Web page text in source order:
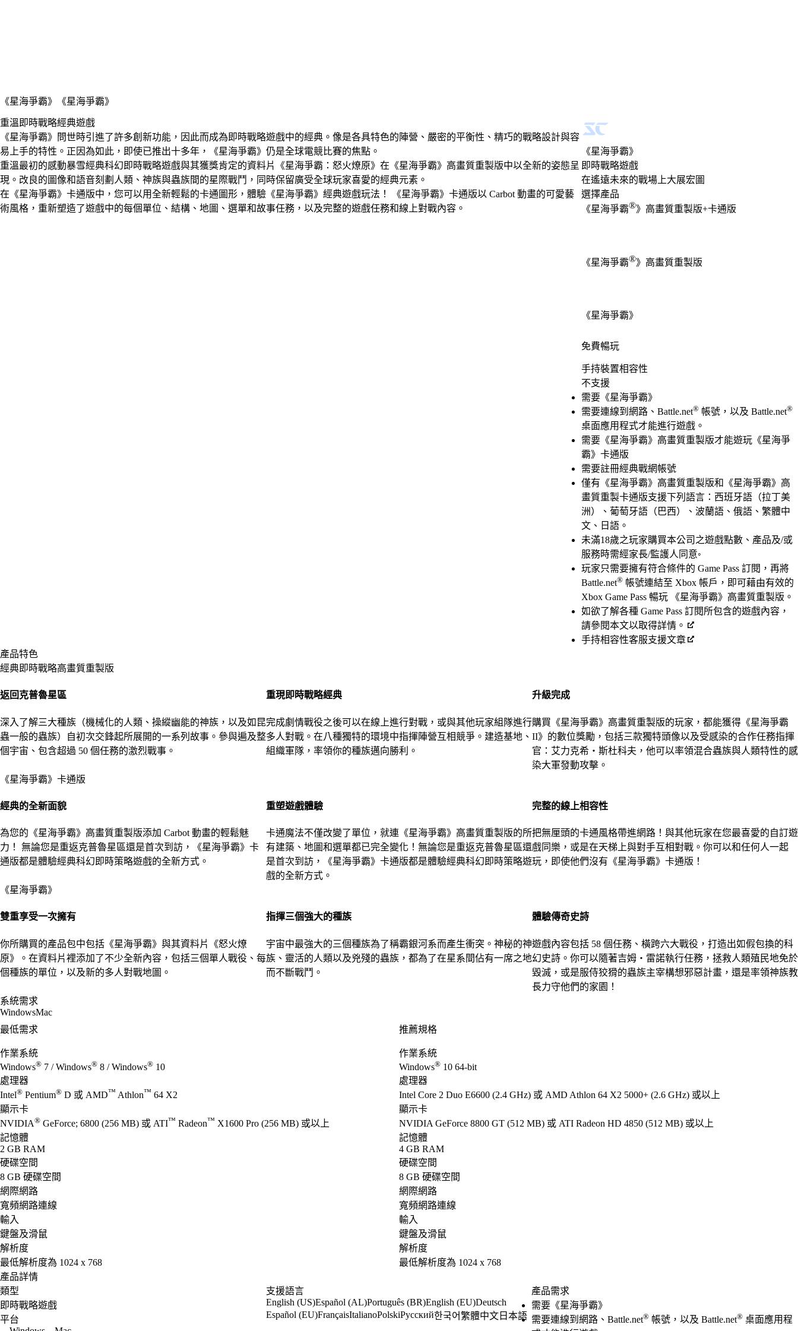
《星海爭霸》 《星海爭霸》
《星海爭霸》
即時戰略遊戲
Product Notification
在遙遠未來的戰場上大展宏圖
選擇產品
《星海爭霸®》高畫質重製版+卡通版
《星海爭霸®》高畫質重製版
《星海爭霸》
免費暢玩
Available actions
手持裝置相容性
不支援
需要《星海爭霸》
需要連線到網路、Battle.net® 帳號，以及 Battle.net®
桌面應用程式才能進行遊戲。
需要《星海爭霸》高畫質重製版才能遊玩《星海爭
霸》卡通版
需要註冊經典戰網帳號
僅有《星海爭霸》高畫質重製版和《星海爭霸》高
畫質重製卡通版支援下列語言：西班牙語（拉丁美
洲）、葡萄牙語（巴西）、波蘭語、俄語、繁體中
文、日語。
未滿18歲之玩家購買本公司之遊戲點數、產品及/或
服務時需經家長/監護人同意◦
玩家只需要擁有符合條件的 Game Pass 訂閱，再將
Battle.net® 帳號連結至 Xbox 帳戶，即可藉由有效的
Xbox Game Pass 暢玩 《星海爭霸》高畫質重製版。
如欲了解各種 Game Pass 訂閱所包含的遊戲內容，
請參閱本文以取得詳情。
手持相容性客服支援文章
重溫即時戰略經典遊戲
《星海爭霸》問世時引進了許多創新功能，因此而成為即時戰略遊戲中的經典。像是各具特色的陣營、嚴密的平衡性、精巧的戰略設計與容
易上手的特性。正因為如此，即使已推出十多年，《星海爭霸》仍是全球電競比賽的焦點。
重溫​最初​的​感動​暴雪​經典科幻即​時​戰略​遊戲​與​其獲​獎​肯定​的​資料​片​《星海​爭霸：​怒火燎​原》​在​《星​海爭​霸》​高畫質​重製版​中​以​全新​的​姿態​呈
現。​改良​的​圖像​和​語音​刻劃​人類、​神族​與​蟲族間​的​星際​戰鬥，​同時​保留​廣受​全球​玩家​喜愛​的​經典​元素。
在​《星​海爭​霸​》卡​通版​中，​您可以​用​全​新​輕鬆​的​卡通​圖形，​體驗​《​星​海爭​霸》​經典​遊戲玩法​！ 《星海爭​霸​》卡​通版​以​ Carbot​ ​動畫​的​可愛​藝
術​風格，​重新​塑造​了​遊戲​中​的​每​個​單位、​結構、​地圖、​選單​和​故事​任務，​以及​完整​的​遊戲​任務​和線上​對​戰​內容。
產品特色
經典即時戰略高畫質重製版
返回克普魯星區
深入了解三大種族（機械化的人類、操縱幽能的神族，以及如昆
蟲一般的蟲族）自初次交鋒起所展開的一系列故事。參與遍及整
個宇宙、包含超過 50 個任務的激烈戰事。
重現即時戰略經典
完成劇情戰役之後可以在線上進行對戰，或與其他玩家組隊進行
多人對戰。在八種獨特的環境中指揮陣營互相競爭。建造基地、
組織軍隊，率領你的種族邁向勝利。
升級完成
購買《星海爭霸》高畫質重製版的玩家，都能獲得《星海爭霸
II》的數位獎勵，包括三款獨特頭像以及受感染的合作任務指揮
官：艾力克希‧斯杜科夫，他可以率領混合蟲族與人類特性的感
染大軍發動攻擊。
《星海爭霸》卡通版
經典的全新面貌
為您的《星海爭霸》高畫質重製版添加 Carbot 動畫的輕鬆魅
力！ 無論您是重返克普魯星區還是首次到訪，《星海爭霸》卡
通版都是體驗經典科幻即時策略遊戲的全新方式。
重塑遊戲體驗
卡通魔法不僅改變了單位，就連《星海爭霸》高畫質重製版的所
有建築、地圖和選單都已完全變化！無論您是重返克普魯星區還
是首次到訪，《星海爭霸》卡通版都是體驗經典科幻即時策略遊
戲的全新方式。
完整的線上相容性
把無厘頭的卡通風格帶進網路！與其他玩家在您最喜愛的自訂遊
戲同樂，或是在天梯上與對手互相對戰。你可以和任何人一起
玩，即使他們沒有《星海爭霸》卡通版！
《星海爭霸》
雙重享受​一​次​擁有
你​所​購買​的​產品​包​中​包括​《星海爭​霸》​與​其資料​片​《怒火燎​
原》。​在​資料​片​裡​添加​了​不少​全​新​內容，​包括​三​個​單人​戰役、​每​
個​種族​的​單位，​以及​新​的​多人​對​戰​地圖。
指揮​三​個​強大​的​種族
宇宙​中​最​強​大​的​三​個​種​族為了​稱​霸​銀河系​而​產生​衝突。​神秘​的​神
族、​靈活​的​人類​以及​兇殘​的​蟲族，​都​為了​在​星系間​佔有​一席​之​地
而​不斷​戰鬥。
體驗​傳奇​史詩
遊戲​內容​包括​ 58 ​個​任務、​橫跨六​大​戰役，​打造出​如​假​包換​的​科
幻​史詩。​你​可以​隨​著​吉姆​‧雷諾​執行​任務，​拯救​人​類​殖民​地免於​
毀滅，​或​是​服侍​狡猾​的​蟲族​主宰​構想邪惡​計畫，​還是​率​領神族​教
長力守​他們​的​家園​！
系統需求
WindowsMac
最低需求
作業系統
Windows® 7 / Windows® 8 / Windows® 10
處理器
Intel® Pentium® D 或 AMD™ Athlon™ 64 X2
顯示卡
NVIDIA® GeForce; 6800 (256 MB) 或 ATI™ Radeon™ X1600 Pro (256 MB) 或以上
記憶體
2 GB RAM
硬碟空間
8 GB 硬碟空間
網際網路
寬頻網路連線
輸入
鍵盤及滑鼠
解析度
最低解析度為 1024 x 768
推薦規格
作業系統
Windows® 10 64-bit
處理器
Intel Core 2 Duo E6600 (2.4 GHz) 或 AMD Athlon 64 X2 5000+ (2.6 GHz) 或以上
顯示卡
NVIDIA GeForce 8800 GT (512 MB) 或 ATI Radeon HD 4850 (512 MB) 或以上
記憶體
4 GB RAM
硬碟空間
8 GB 硬碟空間
網際網路
寬頻網路連線
輸入
鍵盤及滑鼠
解析度
最低解析度為 1024 x 768
產品詳情
類型
即時戰略遊戲
平台
支援語言
English (US)Español (AL)Português (BR)English (EU)Deutsch
Español (EU)FrançaisItalianoPolskiРусский한국어繁體中文日本語
產品需求
需要《星海爭霸》
需要連線到網路、Battle.net® 帳號，以及 Battle.net® 桌面應用程